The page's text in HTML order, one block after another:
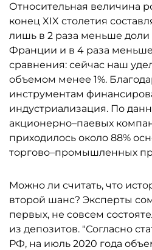
Относительная величина
конец XIX столетия
лишь в 2 раза меньше
Франции и в 4 раза
сравнения: сейчас наш
объемом менее 1%.
инструментам
индустриализация. По
акционерно–паевых
приходилось около 88%
торгово–промышленных
Можно ли считать, что
второй шанс? Эксперты
первых, не совсем
из депозитов. "Согласно
РФ, на июль 2020 года